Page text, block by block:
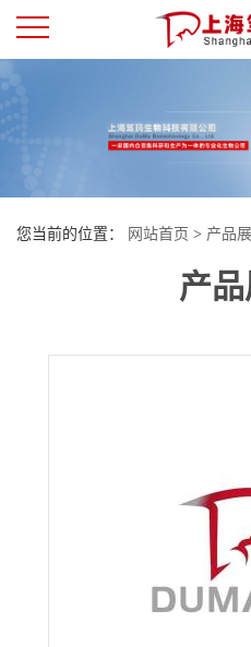
页
司
您当前的位置： 网站首页 > 产品
小鼠15脂加氧酶(15-LO)
产